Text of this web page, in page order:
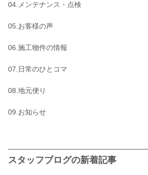
04.メンテナンス・点検
05.お客様の声
06.施工物件の情報
07.日常のひとコマ
08.地元便り
09.お知らせ
スタッフブログの新着記事